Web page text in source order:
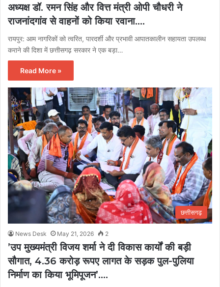
अध्यक्ष डॉ. रमन सिंह और वित्त मंत्री ओपी चौधरी ने
राजनांदगांव से वाहनों को किया रवाना….
रायपुर: आम नागरिकों को त्वरित, पारदर्शी और प्रभावी आपातकालीन सहायता उपलब्ध
कराने की दिशा में छत्तीसगढ़ सरकार ने एक बड़ा…
Read More »
छत्तीसगढ़
News Desk May 21, 2026 2
’उप मुख्यमंत्री विजय शर्मा ने दी विकास कार्यों की बड़ी
सौगात, 4.36 करोड़ रूपए लागत के सड़क पुल-पुलिया
निर्माण का किया भूमिपूजन’….